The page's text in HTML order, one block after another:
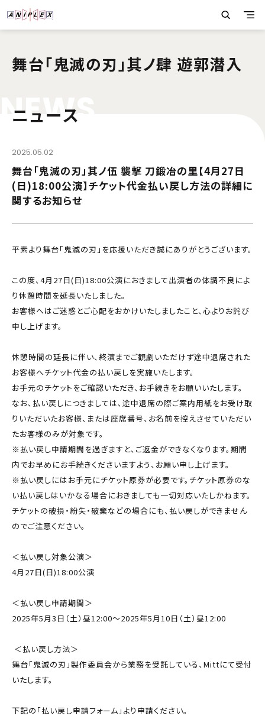
舞台「鬼滅の刃」其ノ肆 遊郭潜入
NEWS
ニュース
2025.05.02
舞台「鬼滅の刃」其ノ伍 襲撃 刀鍛冶の里【4月27日
(日)18:00公演】チケット代金払い戻し方法の詳細に
関するお知らせ
平素より舞台「鬼滅の刃」を応援いただき誠にありがとうございます。
この度、4月27日(日)18:00公演におきまして出演者の体調不良によ
り休憩時間を延長いたしました。
お客様へはご迷惑とご心配をおかけいたしましたこと、心よりお詫び
申し上げます。
休憩時間の延長に伴い、終演までご観劇いただけず途中退席された
お客様へチケット代金の払い戻しを実施いたします。
お手元のチケットをご確認いただき、お手続きをお願いいたします。
なお、払い戻しにつきましては、途中退席の際ご案内用紙をお受け取
りいただいたお客様、または座席番号、お名前を控えさせていただい
たお客様のみが対象です。
※払い戻し申請期間を過ぎますと、ご返金ができなくなります。期間
内でお早めにお手続きくださいますよう、お願い申し上げます。
※払い戻しにはお手元にチケット原券が必要です。チケット原券のな
い払い戻しはいかなる場合におきましても一切対応いたしかねます。
チケットの破損・紛失・破棄などの場合にも、払い戻しができません
のでご注意ください。
＜払い戻し対象公演＞
4月27日(日)18:00公演
＜払い戻し申請期間＞
2025年5月3日（土）昼12:00〜2025年5月10日（土）昼12:00
＜払い戻し方法＞
舞台「鬼滅の刃」製作委員会から業務を受託している、Mittにて受付
いたします。
下記の「払い戻し申請フォーム」より申請ください。